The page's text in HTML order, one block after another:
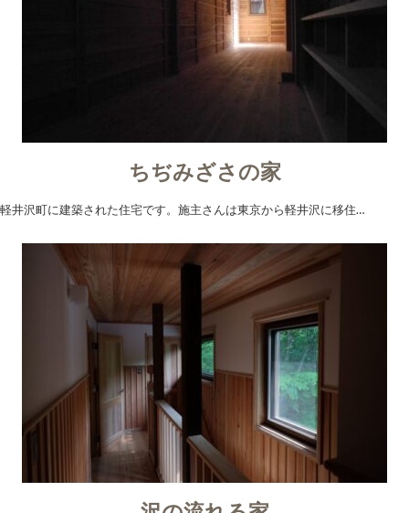
ちぢみざさの家
軽井沢町に建築された住宅です。施主さんは東京から軽井沢に移住…